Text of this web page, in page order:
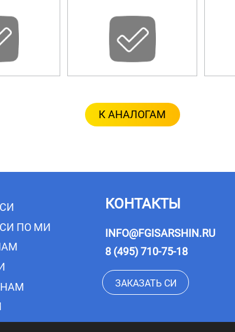
T606E62648A, T606CB2648A,
T606DE2648A, T606C62648A,
заводских номеров приведена в таблице 2.
Заводской номер, обеспечивающий
мест нанесения заводского номера
К АНАЛОГАМ
ПО МИ
КОНТАКТЫ
INFO@FGISARSHIN.RU
8 (495) 710-75-18
ЗАКАЗАТЬ СИ